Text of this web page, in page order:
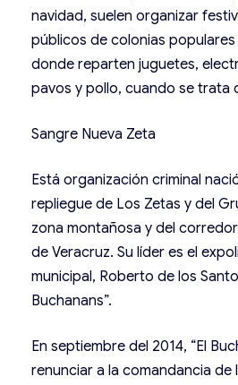
navidad, suelen organizar
públicos de colonias
donde reparten juguetes,
pavos y pollo, cuando se trata
Sangre Nueva Zeta
Está organización criminal
repliegue de Los Zetas y del
zona montañosa y del
de Veracruz. Su líder es el
municipal, Roberto de los
Buchanans”.
En septiembre del 2014, “El
renunciar a la comandancia de